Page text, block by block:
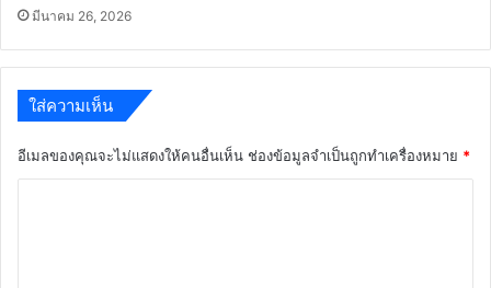
มีนาคม 26, 2026
ใส่ความเห็น
อีเมลของคุณจะไม่แสดงให้คนอื่นเห็น ช่องข้อมูลจำเป็นถูกทำเครื่องหมาย *